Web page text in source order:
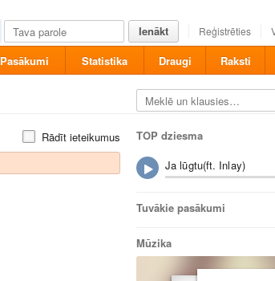
Ienākt Reģistrēties
Pasākumi Statistika Draugi Raksti
Rādīt ieteikumus
TOP dziesma
Ja lūgtu(ft. Inlay)
Tuvākie pasākumi
Mūzika